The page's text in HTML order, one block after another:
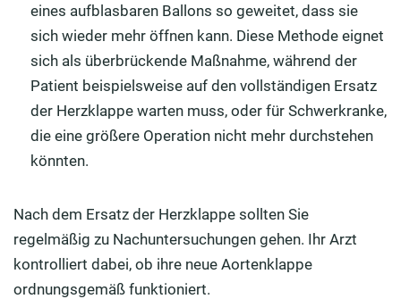
eines aufblasbaren Ballons so geweitet, dass sie
sich wieder mehr öffnen kann. Diese Methode eignet
sich als überbrückende Maßnahme, während der
Patient beispielsweise auf den vollständigen Ersatz
der Herzklappe warten muss, oder für Schwerkranke,
die eine größere Operation nicht mehr durchstehen
könnten.
Nach dem Ersatz der Herzklappe sollten Sie
regelmäßig zu Nachuntersuchungen gehen. Ihr Arzt
kontrolliert dabei, ob ihre neue Aortenklappe
ordnungsgemäß funktioniert.